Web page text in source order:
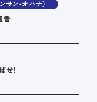
ン・オハナ）
告
せ！